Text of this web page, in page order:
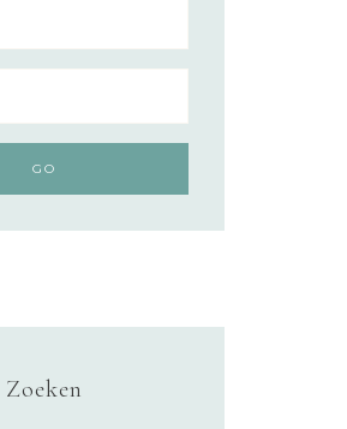
Zoeken